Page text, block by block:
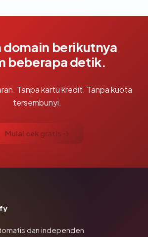
domain berikutnya
beberapa detik.
Tanpa kartu kredit. Tanpa kuota
tersembunyi.
Mulai cek gratis →
dan independen